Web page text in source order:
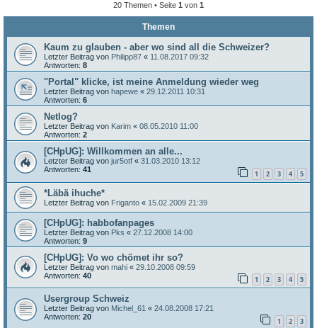
20 Themen • Seite 1 von 1
Themen
Kaum zu glauben - aber wo sind all die Schweizer?
Letzter Beitrag von Philipp87 « 11.08.2017 09:32
Antworten: 8
"Portal" klicke, ist meine Anmeldung wieder weg
Letzter Beitrag von hapewe « 29.12.2011 10:31
Antworten: 6
Netlog?
Letzter Beitrag von Karim « 08.05.2010 11:00
Antworten: 2
[CHpUG]: Willkommen an alle...
Letzter Beitrag von jur5otf « 31.03.2010 13:12
Antworten: 41 1 2 3 4 5
*Läbä ihuche*
Letzter Beitrag von Friganto « 15.02.2009 21:39
[CHpUG]: habbofanpages
Letzter Beitrag von Pks « 27.12.2008 14:00
Antworten: 9
[CHpUG]: Vo wo chömet ihr so?
Letzter Beitrag von mahi « 29.10.2008 09:59
Antworten: 40 1 2 3 4 5
Usergroup Schweiz
Letzter Beitrag von Michel_61 « 24.08.2008 17:21
Antworten: 20 1 2 3